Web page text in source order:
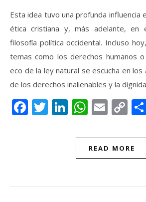
Esta idea tuvo una profunda influencia
ética cristiana y, más adelante, en
filosofía política occidental. Incluso
temas como los derechos humanos
eco de la ley natural se escucha en
de los derechos inalienables y la
Facebook
Twitter
LinkedIn
READ MORE